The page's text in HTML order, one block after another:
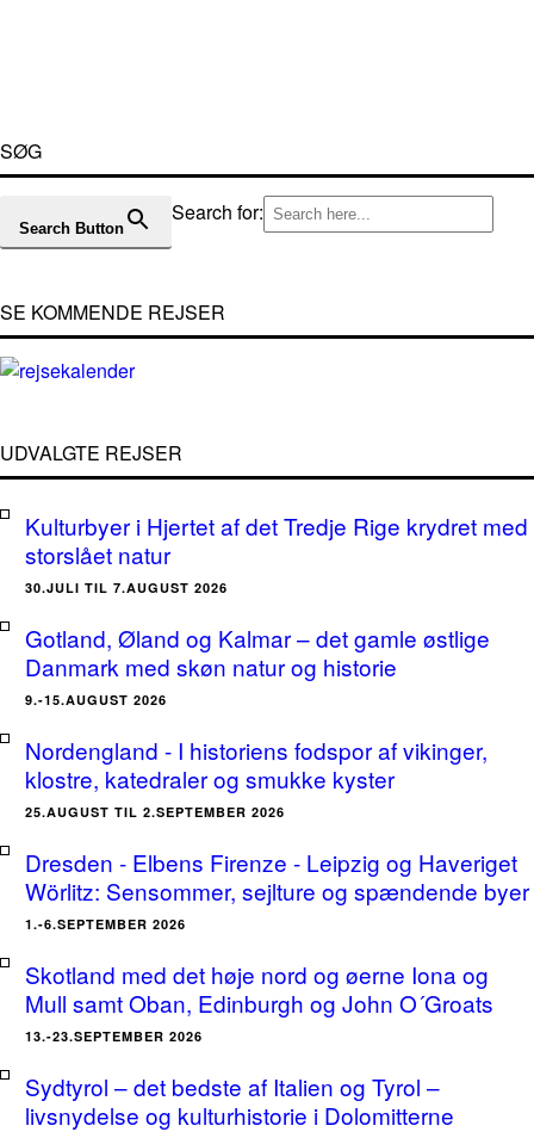
SØG
Search for:
Search Button
SE KOMMENDE REJSER
UDVALGTE REJSER
Kulturbyer i Hjertet af det Tredje Rige krydret med
storslået natur
30.JULI TIL 7.AUGUST 2026
Gotland, Øland og Kalmar – det gamle østlige
Danmark med skøn natur og historie
9.-15.AUGUST 2026
Nordengland - I historiens fodspor af vikinger,
klostre, katedraler og smukke kyster
25.AUGUST TIL 2.SEPTEMBER 2026
Dresden - Elbens Firenze - Leipzig og Haveriget
Wörlitz: Sensommer, sejlture og spændende byer
1.-6.SEPTEMBER 2026
Skotland med det høje nord og øerne Iona og
Mull samt Oban, Edinburgh og John O´Groats
13.-23.SEPTEMBER 2026
Sydtyrol – det bedste af Italien og Tyrol –
livsnydelse og kulturhistorie i Dolomitterne